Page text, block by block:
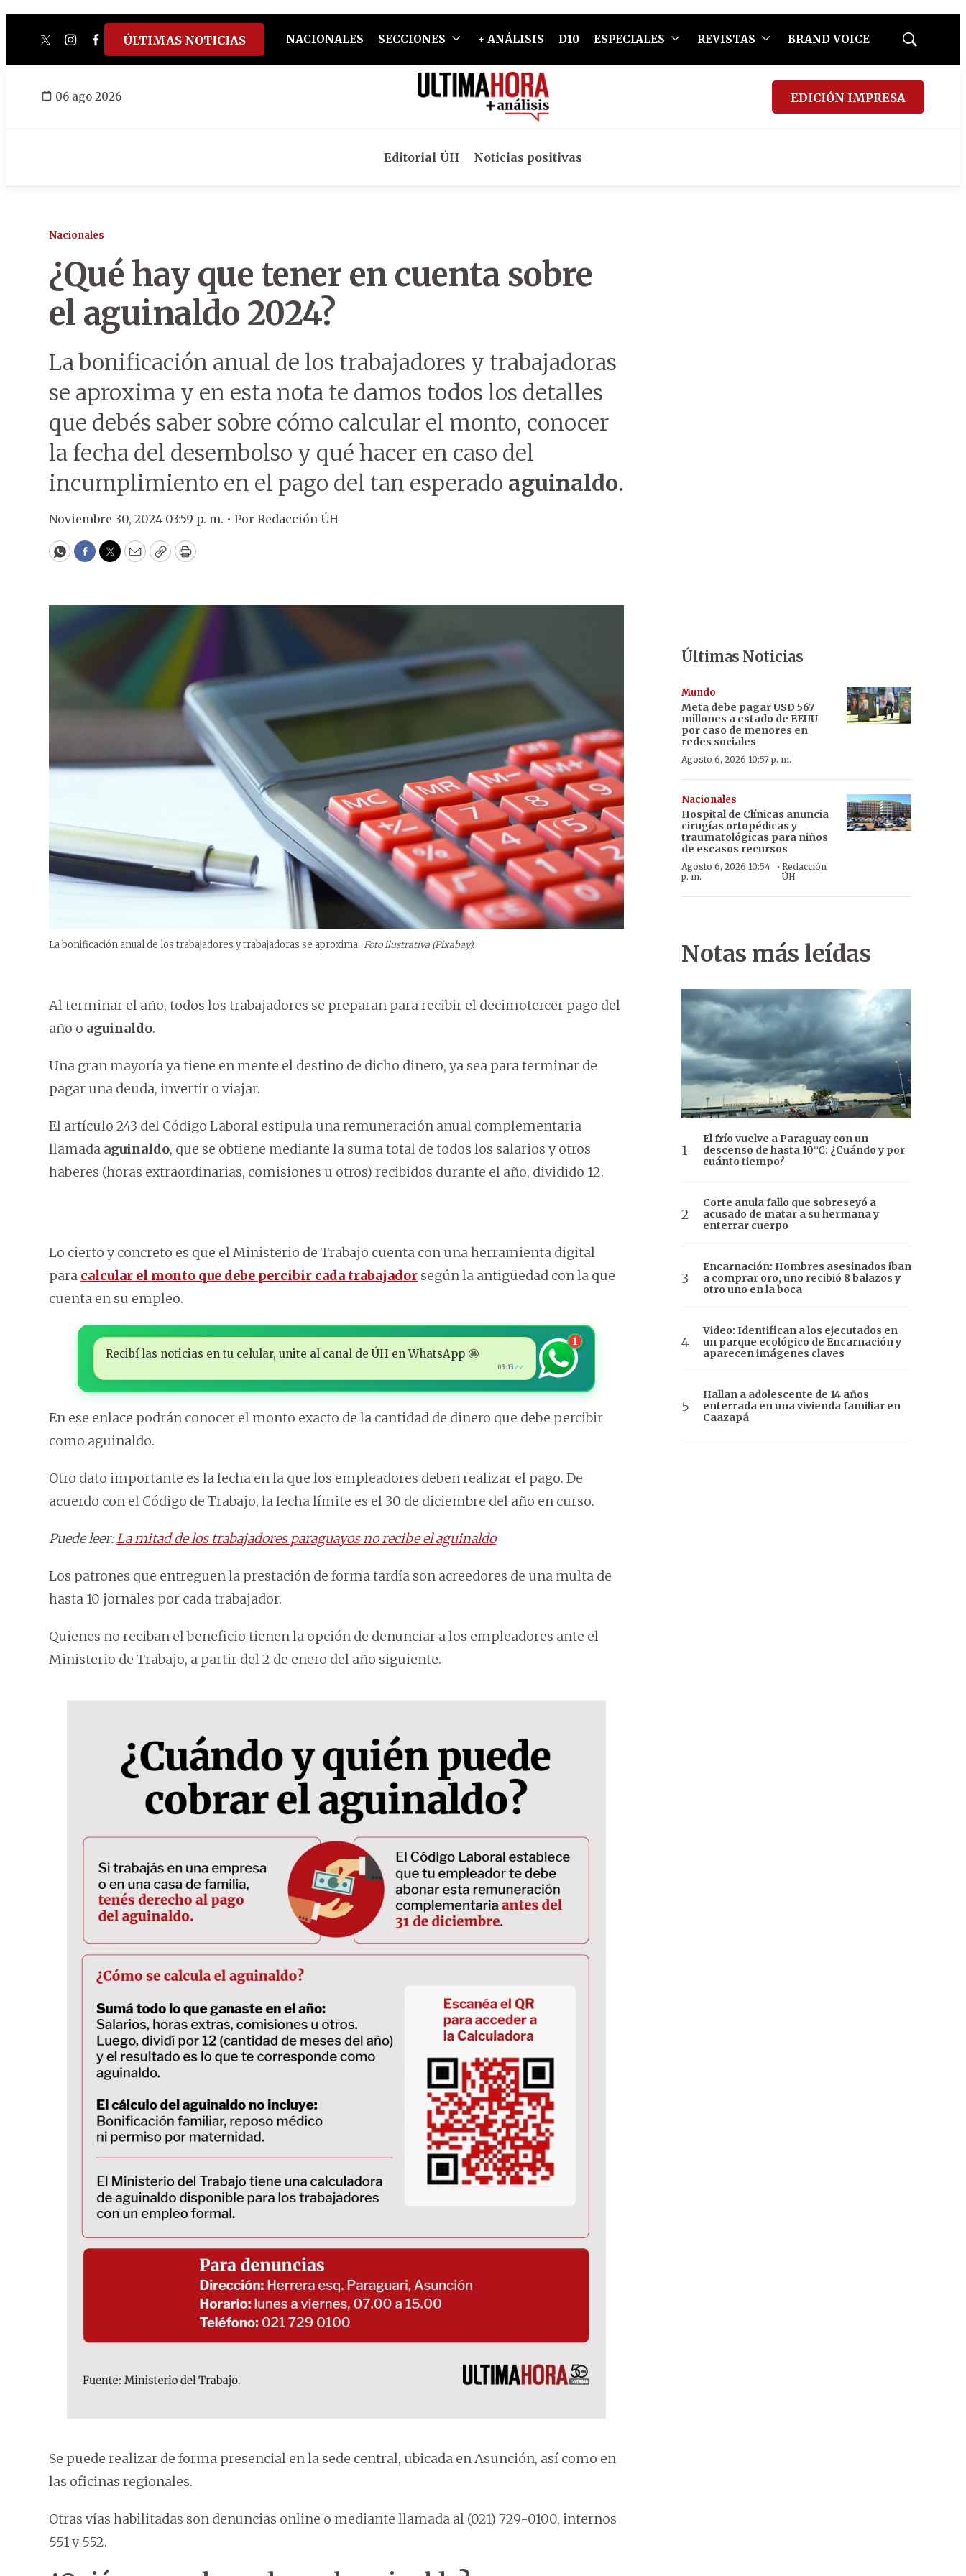
twitterinstagram
facebook
tiktokyoutube
spotify
ÚLTIMAS NOTICIAS NACIONALES SECCIONES + ANÁLISIS D10 ESPECIALES REVISTAS BRAND VOICE
Mostrar
06 ago 2026 EDICIÓN IMPRESA
Editorial ÚH Noticias positivas
Nacionales
¿Qué hay que tener en cuenta sobre
el aguinaldo 2024?
La bonificación anual de los trabajadores y trabajadoras
se aproxima y en esta nota te damos todos los detalles
que debés saber sobre cómo calcular el monto, conocer
la fecha del desembolso y qué hacer en caso del
incumplimiento en el pago del tan esperado aguinaldo.
Noviembre 30, 2024 03:59 p. m. • Por Redacción ÚH
WhatsApp
Facebook
Twitter
EmailCopyPrint
La bonificación anual de los trabajadores y trabajadoras se aproxima. Foto ilustrativa (Pixabay).
Al terminar el año, todos los trabajadores se preparan para recibir el decimotercer pago del
año o aguinaldo.
Una gran mayoría ya tiene en mente el destino de dicho dinero, ya sea para terminar de
pagar una deuda, invertir o viajar.
El artículo 243 del Código Laboral estipula una remuneración anual complementaria
llamada aguinaldo, que se obtiene mediante la suma total de todos los salarios y otros
haberes (horas extraordinarias, comisiones u otros) recibidos durante el año, dividido 12.
Lo cierto y concreto es que el Ministerio de Trabajo cuenta con una herramienta digital
para calcular el monto que debe percibir cada trabajador según la antigüedad con la que
cuenta en su empleo.
Recibí las noticias en tu celular, unite al canal de ÚH en WhatsApp 🤩
03:13 ✓✓
1
En ese enlace podrán conocer el monto exacto de la cantidad de dinero que debe percibir
como aguinaldo.
Otro dato importante es la fecha en la que los empleadores deben realizar el pago. De
acuerdo con el Código de Trabajo, la fecha límite es el 30 de diciembre del año en curso.
Puede leer:La mitad de los trabajadores paraguayos no recibe el aguinaldo
Los patrones que entreguen la prestación de forma tardía son acreedores de una multa de
hasta 10 jornales por cada trabajador.
Quienes no reciban el beneficio tienen la opción de denunciar a los empleadores ante el
Ministerio de Trabajo, a partir del 2 de enero del año siguiente.
Se puede realizar de forma presencial en la sede central, ubicada en Asunción, así como en
las oficinas regionales.
Otras vías habilitadas son denuncias online o mediante llamada al (021) 729-0100, internos
551 y 552.
Últimas Noticias
Mundo
Meta debe pagar USD 567
millones a estado de EEUU
por caso de menores en
redes sociales
Agosto 6, 2026 10:57 p. m.
Nacionales
Hospital de Clínicas anuncia
cirugías ortopédicas y
traumatológicas para niños
de escasos recursos
Agosto 6, 2026 10:54
p. m.
· Redacción
ÚH
Notas más leídas
El frío vuelve a Paraguay con un
descenso de hasta 10°C: ¿Cuándo y por
cuánto tiempo?
Corte anula fallo que sobreseyó a
acusado de matar a su hermana y
enterrar cuerpo
Encarnación: Hombres asesinados iban
a comprar oro, uno recibió 8 balazos y
otro uno en la boca
Video: Identifican a los ejecutados en
un parque ecológico de Encarnación y
aparecen imágenes claves
Hallan a adolescente de 14 años
enterrada en una vivienda familiar en
Caazapá